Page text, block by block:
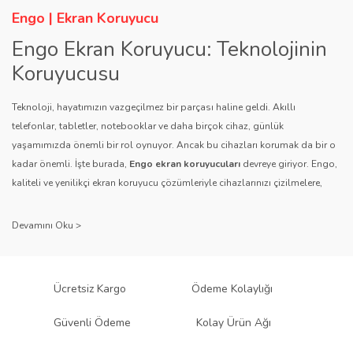
Ürün fiyatı diğer sitelerden daha pahalı.
Bu ürüne benzer farklı alternatifler olmalı.
Gönder
Engo | Ekran Koruyucu
Engo Ekran Koruyucu: Teknolojinin
Koruyucusu
Teknoloji, hayatımızın vazgeçilmez bir parçası haline geldi. Akıllı
telefonlar, tabletler, notebooklar ve daha birçok cihaz, günlük
yaşamımızda önemli bir rol oynuyor. Ancak bu cihazları korumak da bir o
kadar önemli. İşte burada, Engo ekran koruyucuları devreye giriyor. Engo,
kaliteli ve yenilikçi ekran koruyucu çözümleriyle cihazlarınızı çizilmelere,
sağlıyor.
Engo ekran koruyucuları
, uzun yıllara dayanan tecrübesi ve teknolojiye
ürününü titiz bir kalite kontrol sürecinden geçirir. Kullanıcı dostu tasarımı
Ücretsiz Kargo Ödeme Kolaylığı
Güvenli Ödeme Kolay Ürün Ağı